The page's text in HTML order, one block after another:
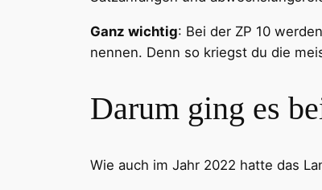
Ganz wichtig: Bei der ZP 10
nennen. Denn so kriegst du die
Darum ging es
Wie auch im Jahr 2022 hatte das